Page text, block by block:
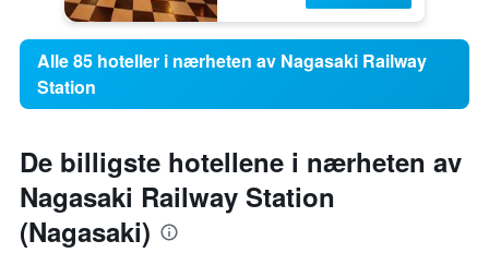
Alle 85 hoteller i nærheten av Nagasaki Railway
Station
De billigste hotellene i nærheten av
Nagasaki Railway Station
(Nagasaki)